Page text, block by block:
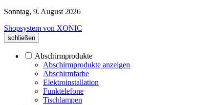
Sonntag, 9. August 2026
Shopsystem von XONIC
schließen
Abschirmprodukte
Abschirmprodukte anzeigen
Abschirmfarbe
Elektroinstallation
Funktelefone
Tischlampen